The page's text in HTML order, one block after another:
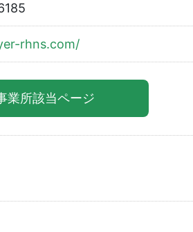
rhns.com/
業所該当ページ